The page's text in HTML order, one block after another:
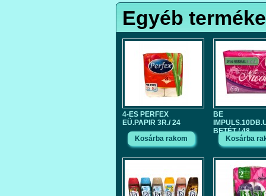
Egyéb
4-ES PERFEX
EÜ.PAPIR 3R./ 24
BE
BETÉT / 48